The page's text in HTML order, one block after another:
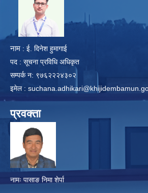
नाम : ई. दिनेश हुमागाई
पद : सूचना प्रविधि अधिकृत
सम्पर्क न: ९७६२२२४३०२
इमेल :
प्रवक्ता
नामः पासाङ निमा शेर्पा